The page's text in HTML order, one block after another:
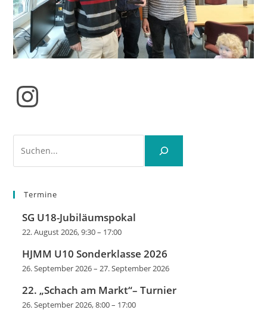
Instagram
Termine
SG U18-Jubiläumspokal
22. August 2026, 9:30– 17:00
HJMM U10 Sonderklasse 2026
26. September 2026–27. September 2026
22. „Schach am Markt“– Turnier
26. September 2026, 8:00– 17:00